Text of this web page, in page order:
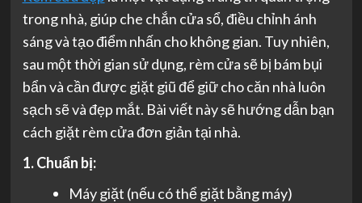
trong nhà, giúp che chắn cửa sổ, điều chỉnh ánh
sáng và tạo điểm nhấn cho không gian. Tuy nhiên,
sau một thời gian sử dụng, rèm cửa sẽ bị bám bụi
bẩn và cần được giặt giũ để giữ cho căn nhà luôn
sạch sẽ và đẹp mắt. Bài viết này sẽ hướng dẫn bạn
cách giặt rèm cửa đơn giản tại nhà.
1. Chuẩn bị:
Máy giặt (nếu có thể giặt bằng máy)